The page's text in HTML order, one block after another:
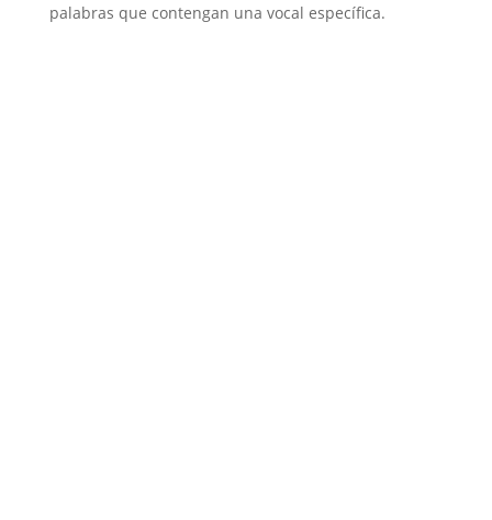
palabras que contengan una vocal específica.